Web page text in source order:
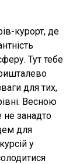
курорт, де
Тут тебе
для тих,
Весною
не занадто
для
у